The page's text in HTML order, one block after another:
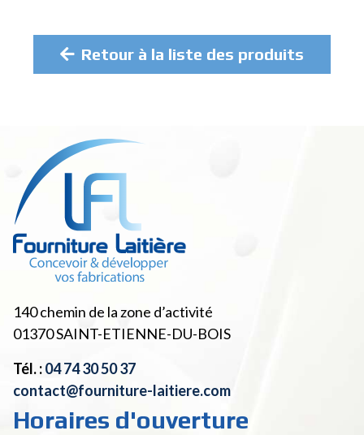
Retour à la liste des produits
140 chemin de la zone d’activité
01370SAINT-ETIENNE-DU-BOIS
Tél. :04 74 30 50 37
contact@fourniture-laitiere.com
Horaires d'ouverture